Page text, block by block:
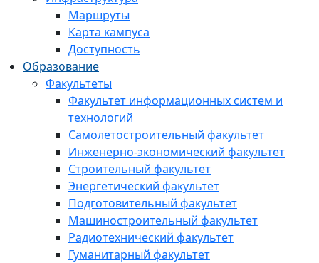
Маршруты
Карта кампуса
Доступность
Образование
Факультеты
Факультет информационных систем и
технологий
Самолетостроительный факультет
Инженерно-экономический факультет
Строительный факультет
Энергетический факультет
Подготовительный факультет
Машиностроительный факультет
Радиотехнический факультет
Гуманитарный факультет